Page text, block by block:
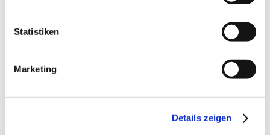
Statistiken
Marketing
Details zeigen
Sprachen
Lage